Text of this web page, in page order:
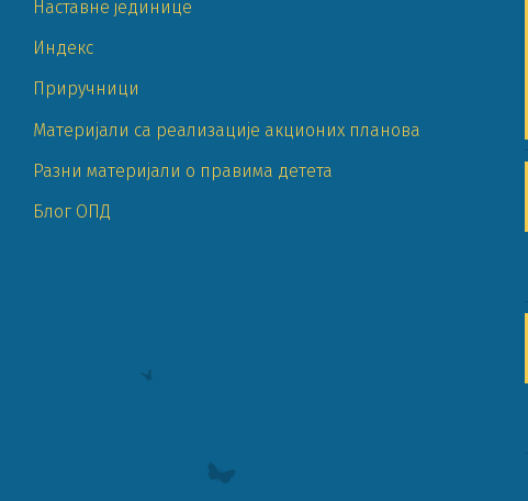
Наставне јединице
Индекс
Приручници
Материјали са реализације акционих планова
Разни материјали о правима детета
Блог ОПД